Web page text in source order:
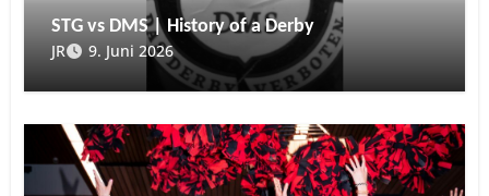
STG vs DMS | History of a Derby
JR
9. Juni 2026